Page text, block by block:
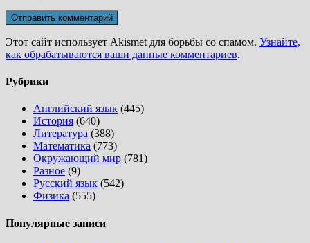
Этот сайт использует Akismet для борьбы со спамом. Узнайте,
как обрабатываются ваши данные комментариев.
Рубрики
Английский язык (445)
История (640)
Литература (388)
Математика (773)
Окружающий мир (781)
Разное (9)
Русский язык (542)
Физика (555)
Популярные записи